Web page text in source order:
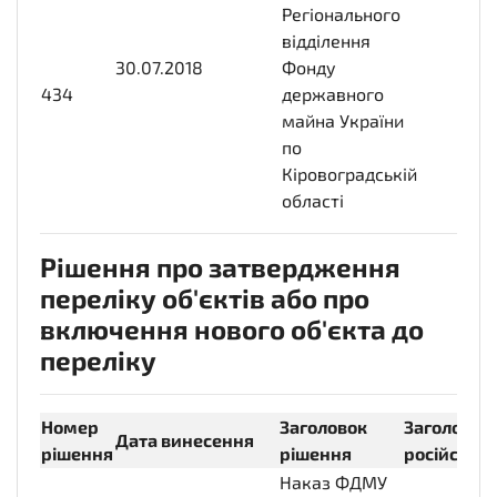
434
30.07.2018
Регіонального
відділення
Фонду
державного
майна України
по
Кіровоградській
області
Рішення про затвердження
переліку об'єктів або про
включення нового об'єкта до
переліку
Номер
рішення
Дата винесення
Заголовок
рішення
Заголовок
Наказ ФДМУ